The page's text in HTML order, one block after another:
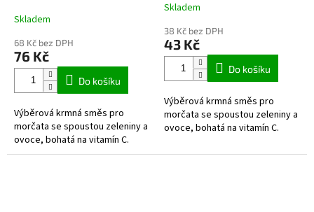
Skladem
68 Kč bez DPH
76 Kč
Do košíku
Výběrová krmná směs pro
morčata se spoustou zeleniny a
ovoce, bohatá na vitamín C.
Průměrné
produktu
je
hvězdiček.
Skladem
38 Kč bez DPH
43 Kč
Do košíku
Výběrová krmná směs pro
morčata se spoustou zeleniny a
ovoce, bohatá na vitamín C.